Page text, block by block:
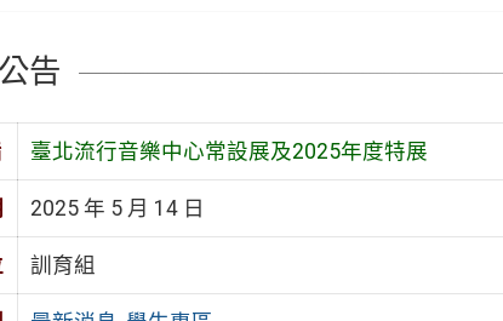
告
臺北流行音樂中心常設展及2025年度特展
2025 年 5 月 14 日
訓育組